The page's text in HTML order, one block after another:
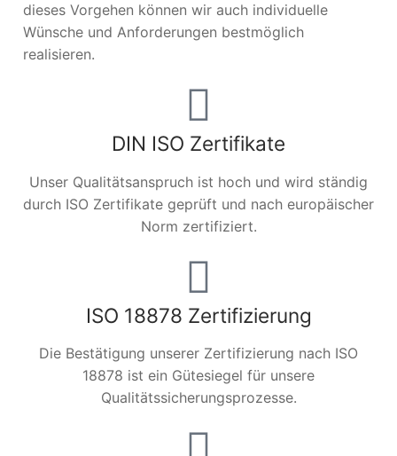
dieses Vorgehen können wir auch individuelle
Wünsche und Anforderungen bestmöglich
realisieren.
DIN ISO Zertifikate
Unser Qualitätsanspruch ist hoch und wird ständig
durch ISO Zertifikate geprüft und nach europäischer
Norm zertifiziert.
ISO 18878 Zertifizierung
Die Bestätigung unserer Zertifizierung nach ISO
18878 ist ein Gütesiegel für unsere
Qualitätssicherungsprozesse.